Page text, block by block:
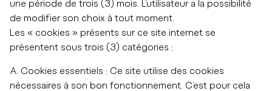
une période de trois (3) mois. L’utilisateur a la possibilité
de modifier son choix à tout moment.
Les « cookies » présents sur ce site internet se
présentent sous trois (3) catégories :
A. Cookies essentiels : Ce site utilise des cookies
nécessaires à son bon fonctionnement. C’est pour cela